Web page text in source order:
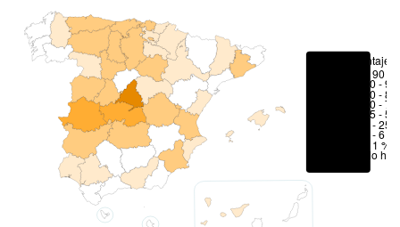
Porcentajes
> 90 %
80 -
70 -
50 -
25 -
6 - 25
1 - 6 %
< 1 %
No hay